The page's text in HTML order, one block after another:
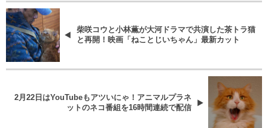
柴咲コウと小林薫が大河ドラマで共演した茶トラ猫
と再開！映画「ねことじいちゃん」最新カット
2月22日はYouTubeもアツいにゃ！アニマルプラネ
ットのネコ番組を16時間連続で配信